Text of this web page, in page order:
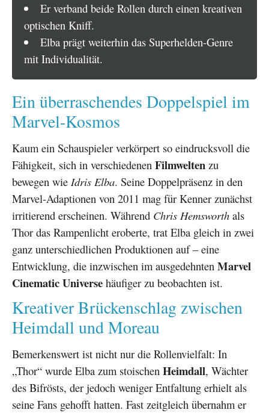
Er verband beide Rollen durch einen kreativen
optischen Kniff.
Elba prägt weiterhin das Superhelden-Genre
mit Individualität.
Ein überraschendes Doppelspiel im
Marvel-Kosmos
Kaum ein Schauspieler verkörpert so eindrucksvoll die
Fähigkeit, sich in verschiedenen Filmwelten zu
bewegen wie Idris Elba. Seine Doppelpräsenz in den
Marvel-Adaptionen von 2011 mag für Kenner zunächst
irritierend erscheinen. Während Chris Hemsworth als
Thor das Rampenlicht eroberte, trat Elba gleich in zwei
ganz unterschiedlichen Produktionen auf – eine
Entwicklung, die inzwischen im ausgedehnten Marvel
Cinematic Universe häufiger zu beobachten ist.
Kreativer Brückenschlag zwischen
Heimdall und Moreau
Bemerkenswert ist nicht nur die Rollenvielfalt: In
„Thor“ wurde Elba zum stoischen Heimdall, Wächter
des Bifrösts, der jedoch weniger Entfaltung erhielt als
seine Fans gehofft hatten. Fast zeitgleich übernahm er